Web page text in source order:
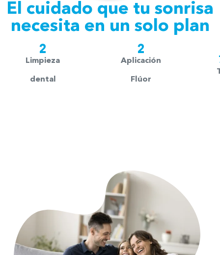
El cuidado que tu sonrisa
necesita en un solo plan
2
Limpieza
dental
2
Aplicación
Flúor